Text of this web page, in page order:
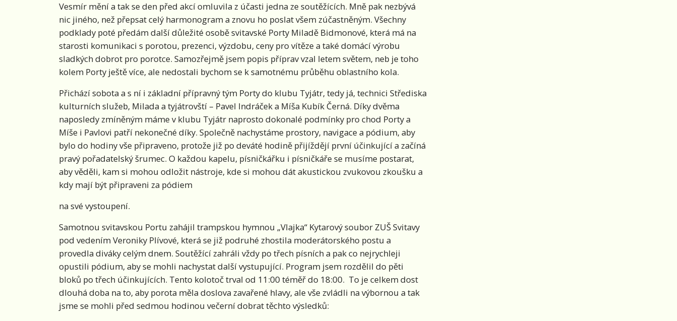
Vesmír mění a tak se den před akcí omluvila z účasti jedna ze soutěžících. Mně pak nezbývá
nic jiného, než přepsat celý harmonogram a znovu ho poslat všem zúčastněným. Všechny
podklady poté předám další důležité osobě svitavské Porty Miladě Bidmonové, která má na
starosti komunikaci s porotou, prezenci, výzdobu, ceny pro vítěze a také domácí výrobu
sladkých dobrot pro porotce. Samozřejmě jsem popis příprav vzal letem světem, neb je toho
kolem Porty ještě více, ale nedostali bychom se k samotnému průběhu oblastního kola.
Přichází sobota a s ní i základní přípravný tým Porty do klubu Tyjátr, tedy já, technici Střediska
kulturních služeb, Milada a tyjátrovští – Pavel Indráček a Míša Kubík Černá. Díky dvěma
naposledy zmíněným máme v klubu Tyjátr naprosto dokonalé podmínky pro chod Porty a
Míše i Pavlovi patří nekonečné díky. Společně nachystáme prostory, navigace a pódium, aby
bylo do hodiny vše připraveno, protože již po deváté hodině přijíždějí první účinkující a začíná
pravý pořadatelský šrumec. O každou kapelu, písničkářku i písničkáře se musíme postarat,
aby věděli, kam si mohou odložit nástroje, kde si mohou dát akustickou zvukovou zkoušku a
kdy mají být připraveni za pódiem
na své vystoupení.
Samotnou svitavskou Portu zahájil trampskou hymnou „Vlajka“ Kytarový soubor ZUŠ Svitavy
pod vedením Veroniky Plívové, která se již podruhé zhostila moderátorského postu a
provedla diváky celým dnem. Soutěžící zahráli vždy po třech písních a pak co nejrychleji
opustili pódium, aby se mohli nachystat další vystupující. Program jsem rozdělil do pěti
bloků po třech účinkujících. Tento kolotoč trval od 11:00 téměř do 18:00. To je celkem dost
dlouhá doba na to, aby porota měla doslova zavařené hlavy, ale vše zvládli na výbornou a tak
jsme se mohli před sedmou hodinou večerní dobrat těchto výsledků: